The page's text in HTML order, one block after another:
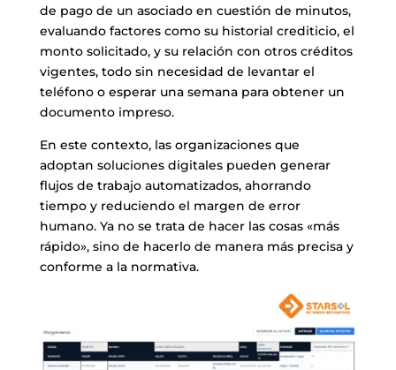
de pago de un asociado en cuestión de minutos,
evaluando factores como su historial crediticio, el
monto solicitado, y su relación con otros créditos
vigentes, todo sin necesidad de levantar el
teléfono o esperar una semana para obtener un
documento impreso.
En este contexto, las organizaciones que
adoptan soluciones digitales pueden generar
flujos de trabajo automatizados, ahorrando
tiempo y reduciendo el margen de error
humano. Ya no se trata de hacer las cosas «más
rápido», sino de hacerlo de manera más precisa y
conforme a la normativa.